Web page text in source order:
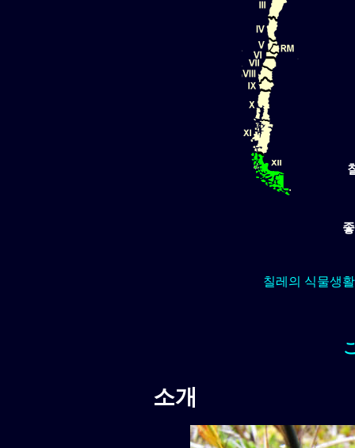
칠레의 식물생
소개